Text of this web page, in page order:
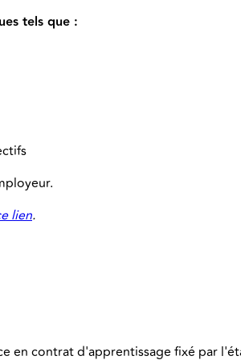
tels que :
lien.
en contrat d'apprentissage fixé par